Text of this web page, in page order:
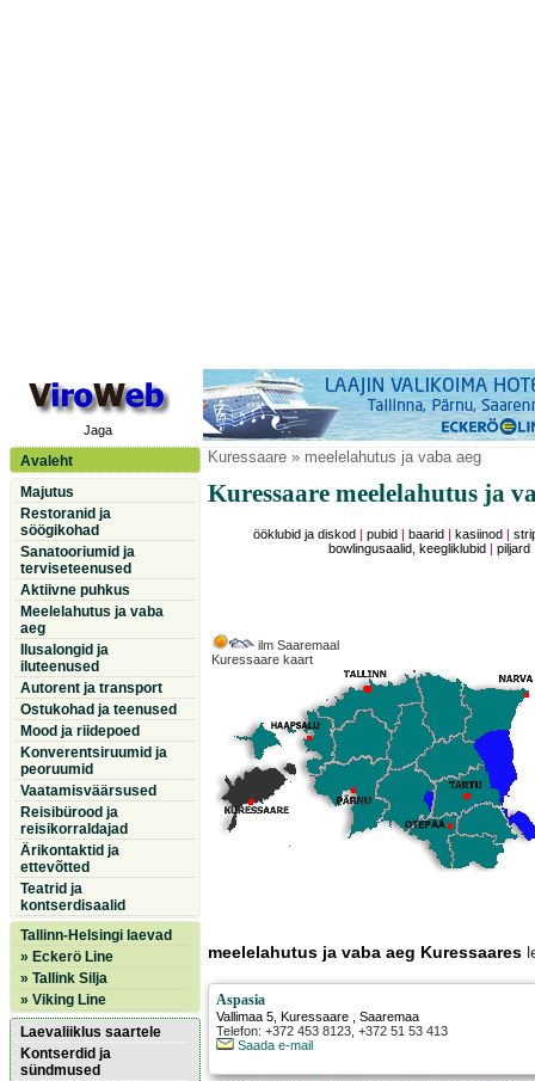
Jaga
Avaleht
Majutus
Restoranid ja
söögikohad
Sanatooriumid ja
terviseteenused
Aktiivne puhkus
Meelelahutus ja vaba
aeg
Ilusalongid ja
iluteenused
Autorent ja transport
Ostukohad ja teenused
Mood ja riidepoed
Konverentsiruumid ja
peoruumid
Vaatamisväärsused
Reisibürood ja
reisikorraldajad
Ärikontaktid ja
ettevõtted
Teatrid ja
kontserdisaalid
Tallinn-Helsingi laevad
» Eckerö Line
» Tallink Silja
» Viking Line
Laevaliiklus saartele
Kontserdid ja
sündmused
Kuressaare » meelelahutus ja vaba aeg
Kuressaare meelelahutus ja
ööklubid ja diskod pubid baarid kasiinod
bowlingusaalid, keegliklubid
piljard
ilm Saaremaal
Kuressaare kaart
meelelahutus ja vaba aeg Kuressaares
Aspasia
Vallimaa 5 Kuressaare , Saaremaa
Telefon: +372 453 8123, +372 51 53 413
Saada e-mail